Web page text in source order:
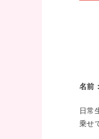
名前
日常
乗せ